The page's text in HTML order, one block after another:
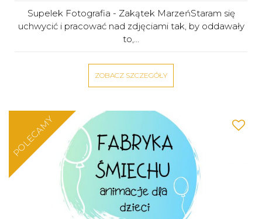
Supelek Fotografia - Zakątek MarzeńStaram się
uchwycić i pracować nad zdjęciami tak, by oddawały
to,...
ZOBACZ SZCZEGÓŁY
POLECAMY